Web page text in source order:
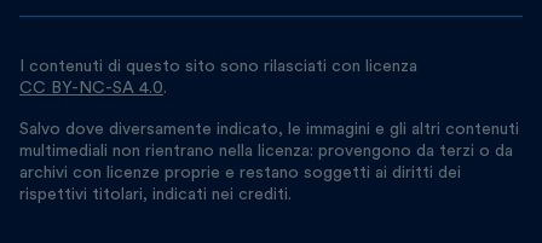
I contenuti di questo sito sono rilasciati con licenza
CC BY-NC-SA 4.0.
Salvo dove diversamente indicato, le immagini e gli altri contenuti
multimediali non rientrano nella licenza: provengono da terzi o da
archivi con licenze proprie e restano soggetti ai diritti dei
rispettivi titolari, indicati nei crediti.